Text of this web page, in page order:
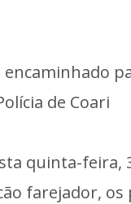
de Coari
quinta-feira,
farejador, os